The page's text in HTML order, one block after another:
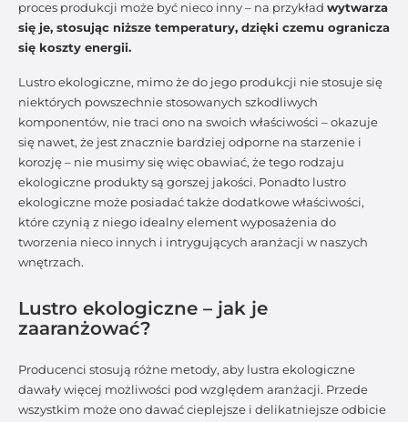
proces produkcji może być nieco inny – na przykład wytwarza
się je, stosując niższe temperatury, dzięki czemu ogranicza
się koszty energii.
Lustro ekologiczne, mimo że do jego produkcji nie stosuje się
niektórych powszechnie stosowanych szkodliwych
komponentów, nie traci ono na swoich właściwości – okazuje
się nawet, że jest znacznie bardziej odporne na starzenie i
korozję – nie musimy się więc obawiać, że tego rodzaju
ekologiczne produkty są gorszej jakości. Ponadto lustro
ekologiczne może posiadać także dodatkowe właściwości,
które czynią z niego idealny element wyposażenia do
tworzenia nieco innych i intrygujących aranżacji w naszych
wnętrzach.
Lustro ekologiczne – jak je
zaaranżować?
Producenci stosują różne metody, aby lustra ekologiczne
dawały więcej możliwości pod względem aranżacji. Przede
wszystkim może ono dawać cieplejsze i delikatniejsze odbicie